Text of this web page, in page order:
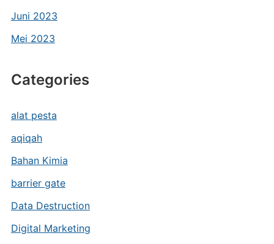
Juni 2023
Mei 2023
Categories
alat pesta
aqiqah
Bahan Kimia
barrier gate
Data Destruction
Digital Marketing